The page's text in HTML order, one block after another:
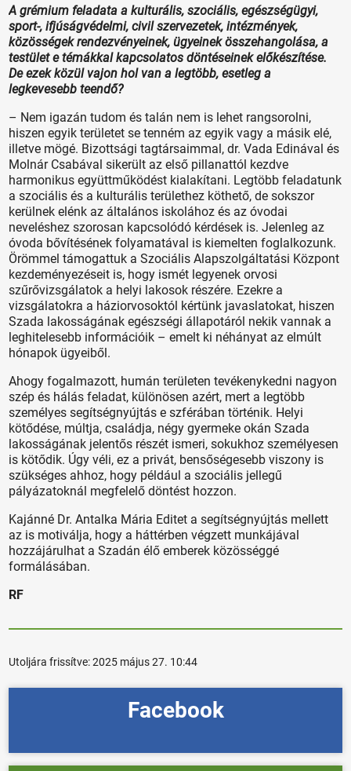
A grémium feladata a kulturális, szociális, egészségügyi,
sport-, ifjúságvédelmi, civil szervezetek, intézmények,
közösségek rendezvényeinek, ügyeinek összehangolása, a
testület e témákkal kapcsolatos döntéseinek előkészítése.
De ezek közül vajon hol van a legtöbb, esetleg a
legkevesebb teendő?
– Nem igazán tudom és talán nem is lehet rangsorolni,
hiszen egyik területet se tenném az egyik vagy a másik elé,
illetve mögé. Bizottsági tagtársaimmal, dr. Vada Edinával és
Molnár Csabával sikerült az első pillanattól kezdve
harmonikus együttműködést kialakítani. Legtöbb feladatunk
a szociális és a kulturális területhez köthető, de sokszor
kerülnek elénk az általános iskolához és az óvodai
neveléshez szorosan kapcsolódó kérdések is. Jelenleg az
óvoda bővítésének folyamatával is kiemelten foglalkozunk.
Örömmel támogattuk a Szociális Alapszolgáltatási Központ
kezdeményezéseit is, hogy ismét legyenek orvosi
szűrővizsgálatok a helyi lakosok részére. Ezekre a
vizsgálatokra a háziorvosoktól kértünk javaslatokat, hiszen
Szada lakosságának egészségi állapotáról nekik vannak a
leghitelesebb információik – emelt ki néhányat az elmúlt
hónapok ügyeiből.
Ahogy fogalmazott, humán területen tevékenykedni nagyon
szép és hálás feladat, különösen azért, mert a legtöbb
személyes segítségnyújtás e szférában történik. Helyi
kötődése, múltja, családja, négy gyermeke okán Szada
lakosságának jelentős részét ismeri, sokukhoz személyesen
is kötődik. Úgy véli, ez a privát, bensőségesebb viszony is
szükséges ahhoz, hogy például a szociális jellegű
pályázatoknál megfelelő döntést hozzon.
Kajánné Dr. Antalka Mária Editet a segítségnyújtás mellett
az is motiválja, hogy a háttérben végzett munkájával
hozzájárulhat a Szadán élő emberek közösséggé
formálásában.
RF
Utoljára frissítve:2025 május 27. 10:44
Facebook